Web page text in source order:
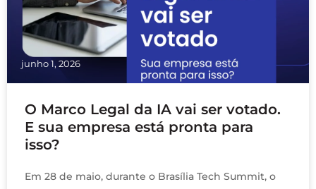
junho 1, 2026
O Marco Legal da IA vai ser votado.
E sua empresa está pronta para
isso?
Em 28 de maio, durante o Brasília Tech Summit, o